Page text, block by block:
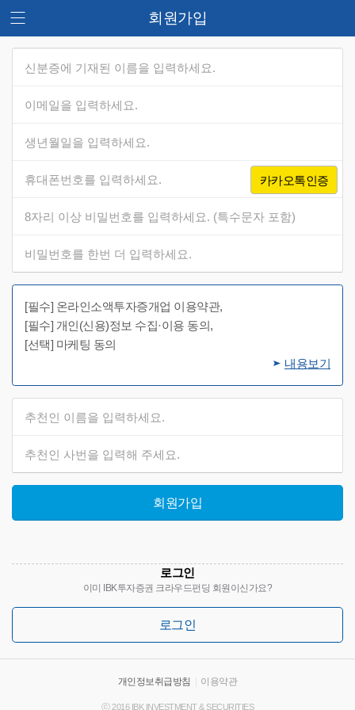
회원가입
카카오톡인증
[필수] 온라인소액투자증개업 이용약관,
[필수] 개인(신용)정보 수집·이용 동의,
[선택] 마케팅 동의
내용보기
회원가입
로그인
이미 IBK투자증권 크라우드펀딩 회원이신가요?
로그인
개인정보취급방침 이용약관
ⓒ 2016 IBK INVESTMENT & SECURITIES